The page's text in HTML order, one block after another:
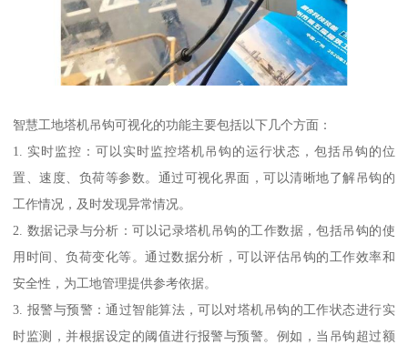
智慧工地塔机吊钩可视化的功能主要包括以下几个方面：
1. 实时监控：可以实时监控塔机吊钩的运行状态，包括吊钩的位
置、速度、负荷等参数。通过可视化界面，可以清晰地了解吊钩的
工作情况，及时发现异常情况。
2. 数据记录与分析：可以记录塔机吊钩的工作数据，包括吊钩的使
用时间、负荷变化等。通过数据分析，可以评估吊钩的工作效率和
安全性，为工地管理提供参考依据。
3. 报警与预警：通过智能算法，可以对塔机吊钩的工作状态进行实
时监测，并根据设定的阈值进行报警与预警。例如，当吊钩超过额